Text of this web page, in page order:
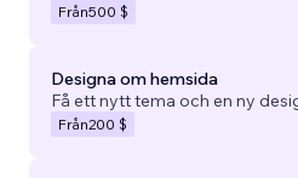
Från500 $
Designa om hemsida
Få ett nytt tema och en ny
Från200 $